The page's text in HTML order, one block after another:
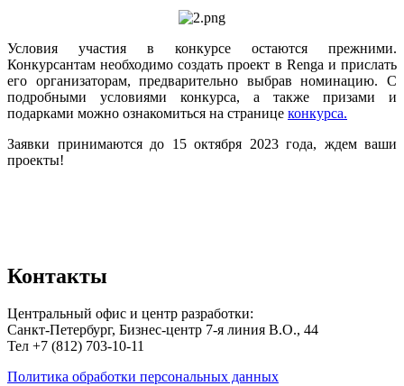
Условия участия в конкурсе остаются прежними.
Конкурсантам необходимо создать проект в Renga и прислать
его организаторам, предварительно выбрав номинацию. С
подробными условиями конкурса, а также призами и
подарками можно ознакомиться на странице конкурса.
Заявки принимаются до 15 октября 2023 года, ждем ваши
проекты!
Контакты
Центральный офис и центр разработки:
Санкт-Петербург, Бизнес-центр 7-я линия В.О., 44
Тел +7 (812) 703-10-11
Политика обработки персональных данных